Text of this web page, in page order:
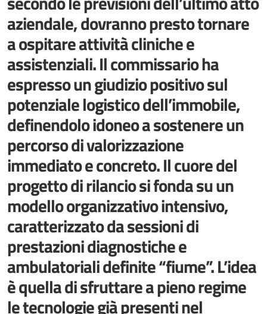
aziendale, dovranno presto tornare
a ospitare attività cliniche e
assistenziali. Il commissario ha
espresso un giudizio positivo sul
potenziale logistico dell’immobile,
definendolo idoneo a sostenere un
percorso di valorizzazione
immediato e concreto. Il cuore del
progetto di rilancio si fonda su un
modello organizzativo intensivo,
caratterizzato da sessioni di
prestazioni diagnostiche e
ambulatoriali definite “fiume”. L’idea
è quella di sfruttare a pieno regime
le tecnologie già presenti nel